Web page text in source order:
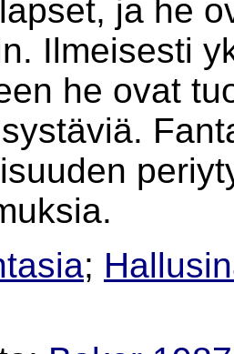
ja he
Ilmeisesti
he ovat
;